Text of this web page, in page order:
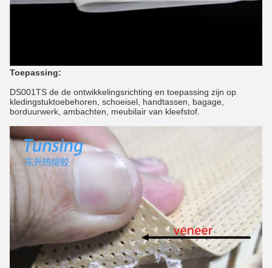
Toepassing:
DS001TS de de ontwikkelingsrichting en toepassing zijn op
kledingstuktoebehoren, schoeisel, handtassen, bagage,
borduurwerk, ambachten, meubilair van kleefstof.